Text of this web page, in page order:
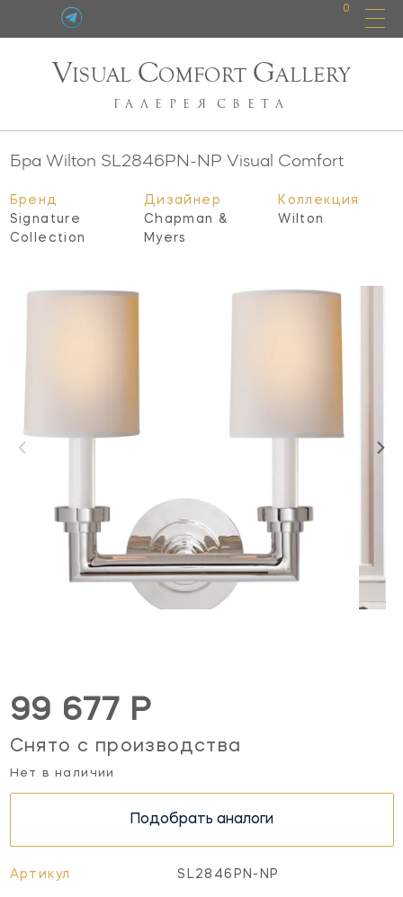
0
VISUAL COMFORT GALLERY
ГАЛЕРЕЯ СВЕТА
Бра Wilton SL2846PN-NP Visual Comfort
Бренд
Signature
Collection
Дизайнер
Chapman &
Myers
Коллекция
Wilton
99 677 Р
Снято с производства
Нет в наличии
Подобрать аналоги
Артикул SL2846PN-NP